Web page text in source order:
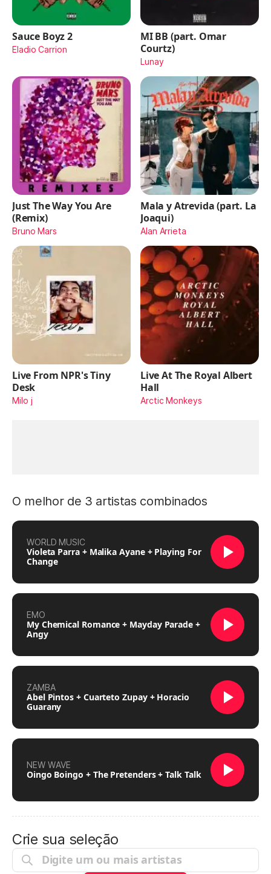
Sauce Boyz 2
Eladio Carrion
MI BB (part. Omar
Courtz)
Lunay
Just The Way You Are
(Remix)
Bruno Mars
Mala y Atrevida (part. La
Joaqui)
Alan Arrieta
Live From NPR's Tiny
Desk
Milo j
Live At The Royal Albert
Hall
Arctic Monkeys
O melhor de 3 artistas combinados
WORLD MUSIC
Violeta Parra + Malika Ayane + Playing For
Change
EMO
My Chemical Romance + Mayday Parade +
Angy
ZAMBA
Abel Pintos + Cuarteto Zupay + Horacio
Guarany
NEW WAVE
Oingo Boingo + The Pretenders + Talk Talk
Crie sua seleção